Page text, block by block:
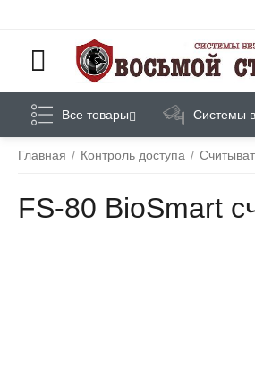
Все товары Системы
Главная / Контроль доступа /
FS-80 BioSmart